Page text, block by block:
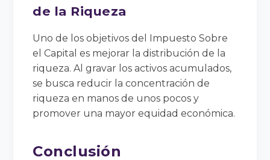
de la Riqueza
Uno de los objetivos del Impuesto Sobre
el Capital es mejorar la distribución de la
riqueza. Al gravar los activos acumulados,
se busca reducir la concentración de
riqueza en manos de unos pocos y
promover una mayor equidad económica.
Conclusión